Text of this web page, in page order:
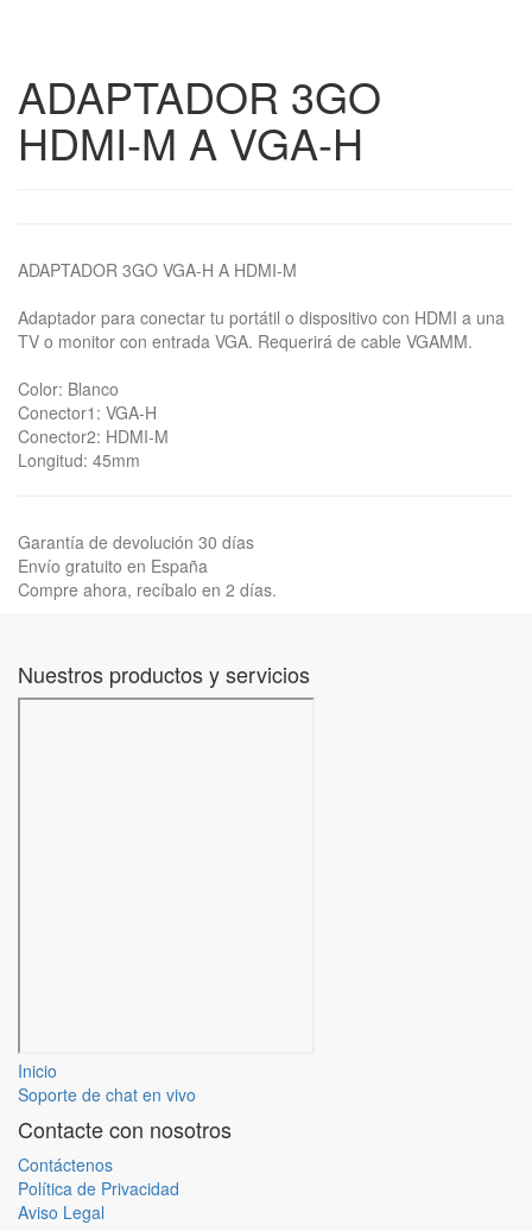
ADAPTADOR 3GO
HDMI-M A VGA-H
ADAPTADOR 3GO VGA-H A HDMI-M
Adaptador para conectar tu portátil o dispositivo con HDMI a una
TV o monitor con entrada VGA. Requerirá de cable VGAMM.
Color: Blanco
Conector1: VGA-H
Conector2: HDMI-M
Longitud: 45mm
Garantía de devolución 30 días
Envío gratuito en España
Compre ahora, recíbalo en 2 días.
Nuestros productos y servicios
Inicio
Soporte de chat en vivo
Contacte con nosotros
Contáctenos
Política de Privacidad
Aviso Legal